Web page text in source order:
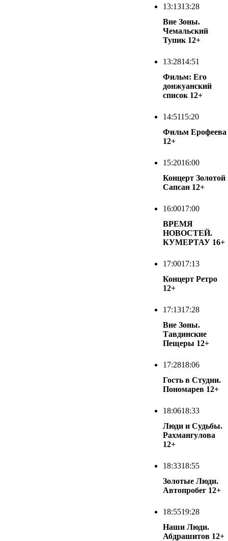
13:1313:28
Вне Зоны.
Чемальский
Тупик 12+
13:2814:51
Фильм: Его
донжуанский
список 12+
14:5115:20
Фильм Ерофеева
12+
15:2016:00
Концерт Золотой
Сапсан 12+
16:0017:00
ВРЕМЯ
НОВОСТЕЙ.
КУМЕРТАУ 16+
17:0017:13
Концерт Ретро
12+
17:1317:28
Вне Зоны.
Тавдинские
Пещеры 12+
17:2818:06
Гость в Студии.
Пономарев 12+
18:0618:33
Люди и Судьбы.
Рахмангулова
12+
18:3318:55
Золотые Люди.
Автопробег 12+
18:5519:28
Наши Люди.
Абдрашитов 12+